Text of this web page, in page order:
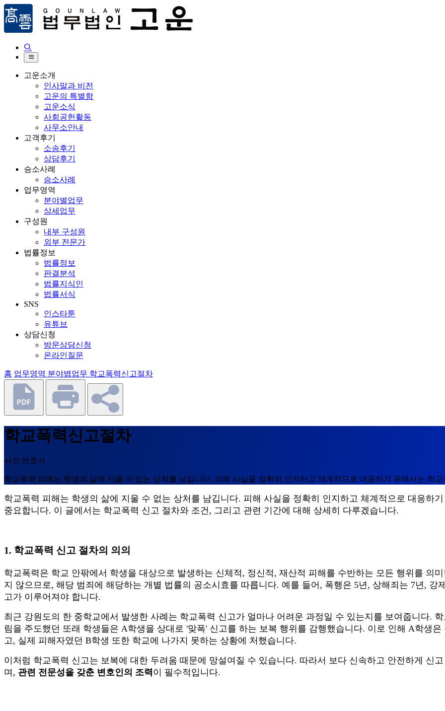


고운소개
인사말과 비전
고운의 특별함
고운소식
사회공헌활동
사무소안내
고객후기
소송후기
상담후기
승소사례
승소사례
업무영역
분야별업무
상세업무
구성원
내부 구성원
외부 전문가
법률정보
법률정보
판결분석
법률지식인
법률서식
SNS
인스타툰
유튜브
상담신청
방문상담신청
온라인질문
홈 업무영역 분야볍업무 학교폭력신고절차
학교폭력신고절차
사건 변호사
학교폭력 피해는 학생의 삶에 지울 수 없는 상처를 남깁니다. 피해 사실을 정확히 인지하고 체계적으로 대응하기 위해서는 학
학교폭력 피해는 학생의 삶에 지울 수 없는 상처를 남깁니다. 피해 사실을 정확히 인지하고 체계적으로 대응하
중요합니다. 이 글에서는 학교폭력 신고 절차와 조건 , 그리고 관련 기간에 대해 상세히 다루겠습니다.
1. 학교폭력 신고 절차의 의의
학교폭력은 학교 안팎에서 학생을 대상으로 발생하는 신체적, 정신적, 재산적 피해를 수반하는 모든 행위를 의
지 않으므로 , 해당 범죄에 해당하는 개별 법률의 공소시효를 따릅니다. 예를 들어 , 폭행은 5년 , 상해죄는 7년 , 강
고가 이루어져야 합니다.
최근 강원도의 한 중학교에서 발생한 사례는 학교폭력 신고가 얼마나 어려운 과정일 수 있는지를 보여줍니다.
림을 주도했던 또래 학생들은 A학생을 상대로 '맞폭' 신고를 하는 보복 행위를 감행했습니다. 이로 인해 A학생은
고 , 실제 피해자였던 B학생 또한 학교에 나가지 못하는 상황에 처했습니다.
이처럼 학교폭력 신고는 보복에 대한 두려움 때문에 망설여질 수 있습니다. 따라서 보다 신속하고 안전하게 신
며 , 관련 전문성을 갖춘 변호인의 조력이 필수적입니다.